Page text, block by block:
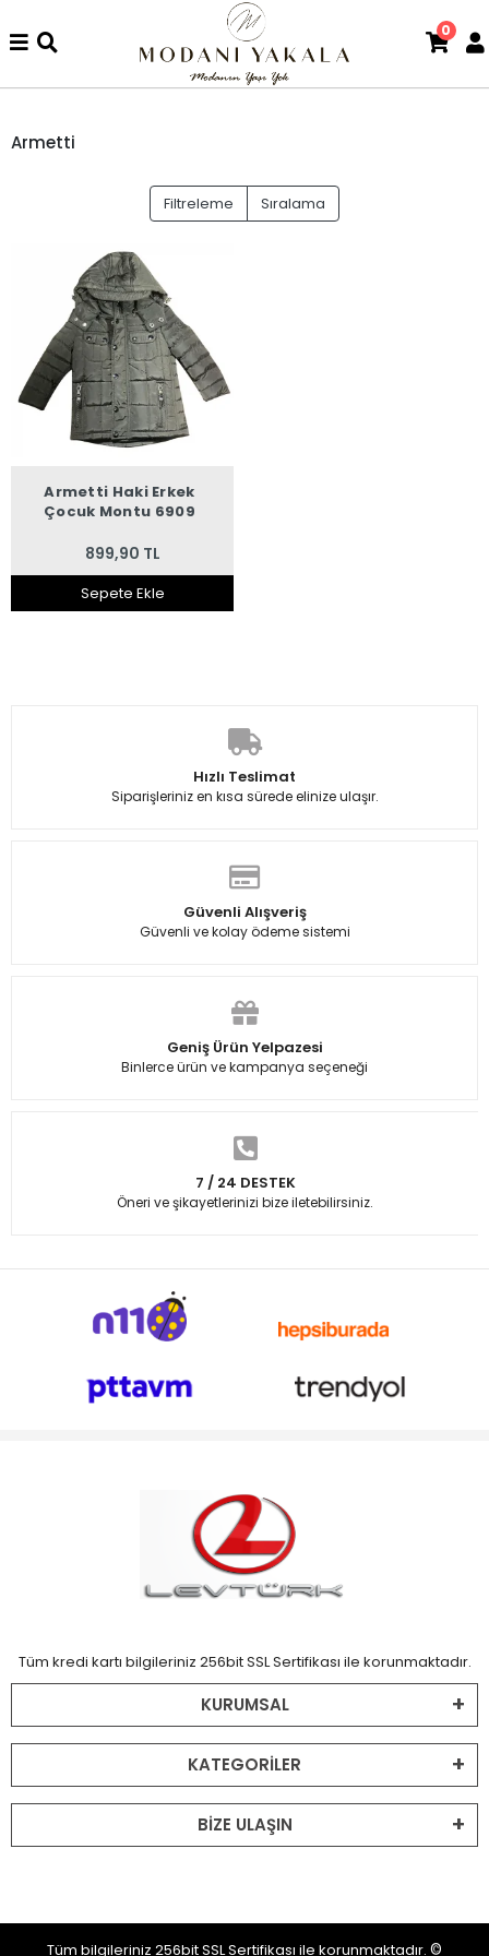
0
Armetti
Filtreleme Sıralama
Armetti Haki Erkek
Çocuk Montu 6909
899,90 TL
Sepete Ekle
Hızlı Teslimat
Siparişleriniz en kısa sürede elinize ulaşır.
Güvenli Alışveriş
Güvenli ve kolay ödeme sistemi
Geniş Ürün Yelpazesi
Binlerce ürün ve kampanya seçeneği
7 / 24 DESTEK
Öneri ve şikayetlerinizi bize iletebilirsiniz.
Tüm kredi kartı bilgileriniz 256bit SSL Sertifikası ile korunmaktadır.
KURUMSAL
KATEGORİLER
BİZE ULAŞIN
Tüm bilgileriniz 256bit SSL Sertifikası ile korunmaktadır. ©